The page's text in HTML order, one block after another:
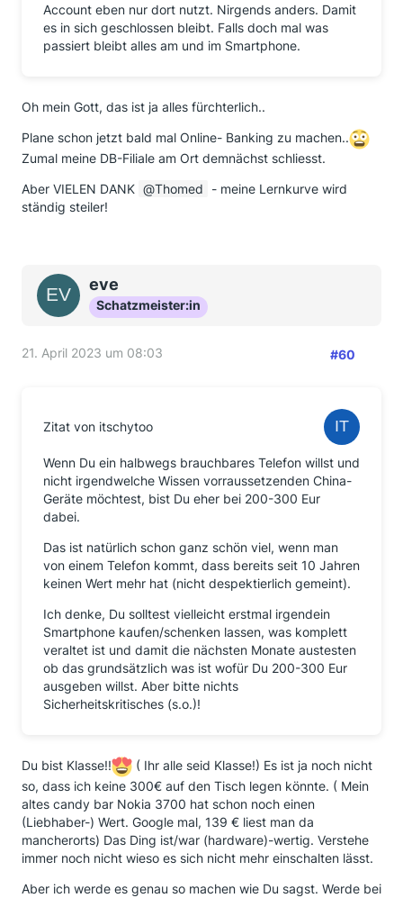
Account eben nur dort nutzt. Nirgends anders. Damit
es in sich geschlossen bleibt. Falls doch mal was
passiert bleibt alles am und im Smartphone.
Oh mein Gott, das ist ja alles fürchterlich..
Plane schon jetzt bald mal Online- Banking zu machen..
Zumal meine DB-Filiale am Ort demnächst schliesst.
Aber VIELEN DANK
Thomed
- meine Lernkurve wird
ständig steiler!
eve
Schatzmeister:in
21. April 2023 um 08:03 #60
Zitat von itschytoo
Wenn Du ein halbwegs brauchbares Telefon willst und
nicht irgendwelche Wissen vorraussetzenden China-
Geräte möchtest, bist Du eher bei 200-300 Eur
dabei.
Das ist natürlich schon ganz schön viel, wenn man
von einem Telefon kommt, dass bereits seit 10 Jahren
keinen Wert mehr hat (nicht despektierlich gemeint).
Ich denke, Du solltest vielleicht erstmal irgendein
Smartphone kaufen/schenken lassen, was komplett
veraltet ist und damit die nächsten Monate austesten
ob das grundsätzlich was ist wofür Du 200-300 Eur
ausgeben willst. Aber bitte nichts
Sicherheitskritisches (s.o.)!
Du bist Klasse!!
( Ihr alle seid Klasse!) Es ist ja noch nicht
so, dass ich keine 300€ auf den Tisch legen könnte. ( Mein
altes candy bar Nokia 3700 hat schon noch einen
(Liebhaber-) Wert. Google mal, 139 € liest man da
mancherorts) Das Ding ist/war (hardware)-wertig. Verstehe
immer noch nicht wieso es sich nicht mehr einschalten lässt.
Aber ich werde es genau so machen wie Du sagst. Werde bei